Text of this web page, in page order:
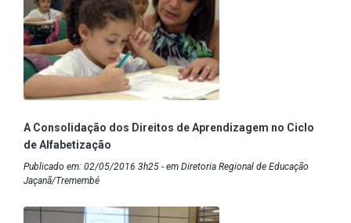
A Consolidação dos Direitos de Aprendizagem no Ciclo
de Alfabetização
Publicado em: 02/05/2016 3h25 - em Diretoria Regional de Educação
Jaçanã/Tremembé